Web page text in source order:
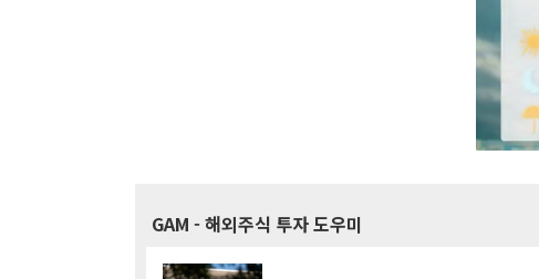
GAM - 해외주식 투자 도우미